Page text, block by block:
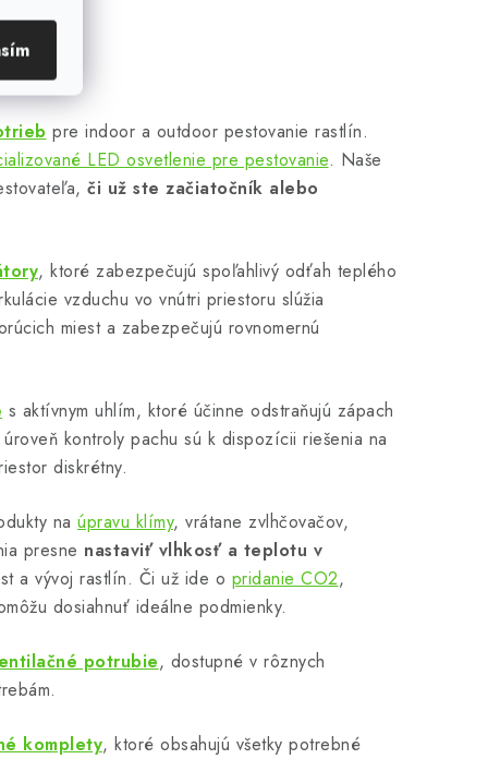
pre indoor a outdoor pestovanie rastlín.
LED osvetlenie pre pestovanie. Naše
či už ste začiatočník alebo
, ktoré zabezpečujú spoľahlivý odťah teplého
vzduchu vo vnútri priestoru slúžia
miest a zabezpečujú rovnomernú
s aktívnym uhlím, ktoré účinne odstraňujú zápach
kontroly pachu sú k dispozícii riešenia na
diskrétny.
na úpravu klímy, vrátane zvlhčovačov,
presne nastaviť vlhkosť a teplotu v
a vývoj rastlín. Či už ide o pridanie CO2,
dosiahnuť ideálne podmienky.
potrubie, dostupné v rôznych
komplety, ktoré obsahujú všetky potrebné